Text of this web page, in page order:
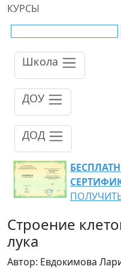
КУРСЫ
Школа
ДОУ
ДОД
Строение
лука
Автор: Евдокимова